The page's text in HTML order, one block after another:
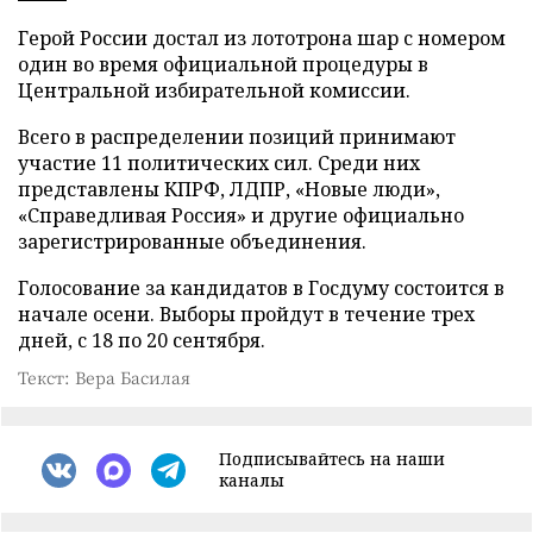
Герой России достал из лототрона шар с номером
один во время официальной процедуры в
Центральной избирательной комиссии.
Всего в распределении позиций принимают
участие 11 политических сил. Среди них
представлены КПРФ, ЛДПР, «Новые люди»,
«Справедливая Россия» и другие официально
зарегистрированные объединения.
Голосование за кандидатов в Госдуму состоится в
начале осени. Выборы пройдут в течение трех
дней, с 18 по 20 сентября.
Текст: Вера Басилая
Подписывайтесь на наши
каналы